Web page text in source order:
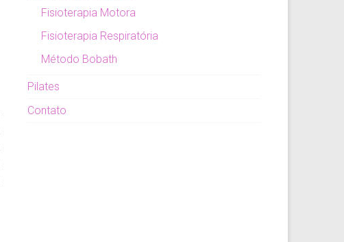
Fisioterapia Motora
Fisioterapia Respiratória
Método Bobath
Pilates
Contato